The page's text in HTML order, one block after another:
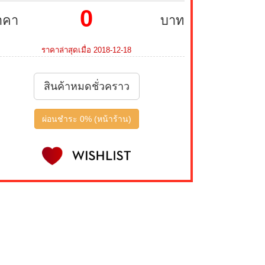
คา บาท
0
ราคาล่าสุดเมื่อ 2018-12-18
สินค้าหมดชั่วคราว
ผ่อนชำระ 0% (หน้าร้าน)